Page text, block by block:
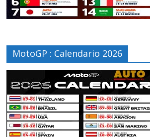
MotoGP : Calendario 2026